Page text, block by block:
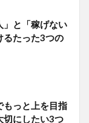
」と「稼げない
るたった3つの
もっと上を目指
切にしたい3つ